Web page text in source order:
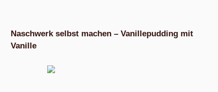
Naschwerk selbst machen – Vanillepudding mit
Vanille